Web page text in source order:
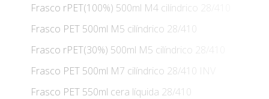
Frasco rPET(100%) 500ml M4 cilíndrico 28/410
Frasco PET 500ml M5 cilíndrico 28/410
Frasco rPET(30%) 500ml M5 cilíndrico 28/410
Frasco PET 500ml M7 cilíndrico 28/410 INV
Frasco PET 550ml cera líquida 28/410